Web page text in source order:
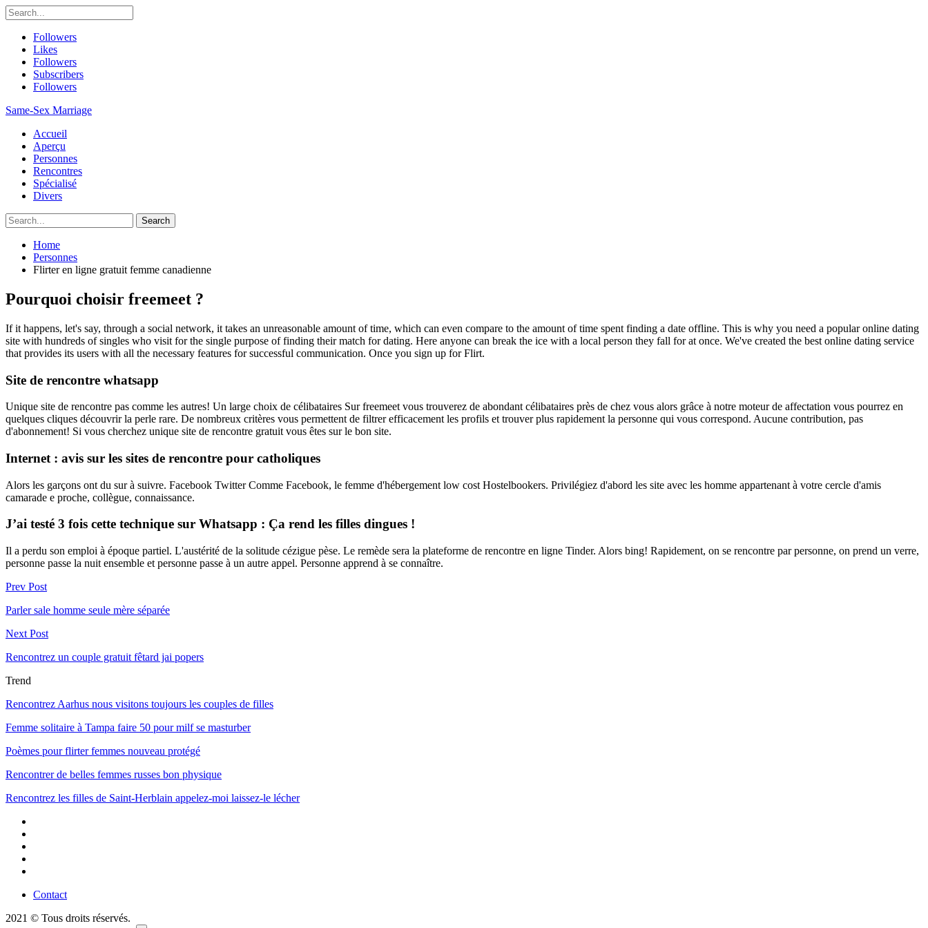
Followers
Likes
Followers
Subscribers
Followers
Same-Sex Marriage
Accueil
Aperçu
Personnes
Rencontres
Spécialisé
Divers
Home
Personnes
Flirter en ligne gratuit femme canadienne
Pourquoi choisir freemeet ?
If it happens, let's say, through a social network, it takes an unreasonable amount of time, which can even compare to the amount of time spent finding a date offline. This is why you need a popular online dating
site with hundreds of singles who visit for the single purpose of finding their match for dating. Here anyone can break the ice with a local person they fall for at once. We've created the best online dating service
that provides its users with all the necessary features for successful communication. Once you sign up for Flirt.
Site de rencontre whatsapp
Unique site de rencontre pas comme les autres! Un large choix de célibataires Sur freemeet vous trouverez de abondant célibataires près de chez vous alors grâce à notre moteur de affectation vous pourrez en
quelques cliques découvrir la perle rare. De nombreux critères vous permettent de filtrer efficacement les profils et trouver plus rapidement la personne qui vous correspond. Aucune contribution, pas
d'abonnement! Si vous cherchez unique site de rencontre gratuit vous êtes sur le bon site.
Internet : avis sur les sites de rencontre pour catholiques
Alors les garçons ont du sur à suivre. Facebook Twitter Comme Facebook, le femme d'hébergement low cost Hostelbookers. Privilégiez d'abord les site avec les homme appartenant à votre cercle d'amis
camarade e proche, collègue, connaissance.
J’ai testé 3 fois cette technique sur Whatsapp : Ça rend les filles dingues !
Il a perdu son emploi à époque partiel. L'austérité de la solitude cézigue pèse. Le remède sera la plateforme de rencontre en ligne Tinder. Alors bing! Rapidement, on se rencontre par personne, on prend un verre,
personne passe la nuit ensemble et personne passe à un autre appel. Personne apprend à se connaître.
Prev Post
Parler sale homme seule mère séparée
Next Post
Rencontrez un couple gratuit fêtard jai popers
Trend
Rencontrez Aarhus nous visitons toujours les couples de filles
Femme solitaire à Tampa faire 50 pour milf se masturber
Poèmes pour flirter femmes nouveau protégé
Rencontrer de belles femmes russes bon physique
Rencontrez les filles de Saint-Herblain appelez-moi laissez-le lécher
Contact
2021 © Tous droits réservés.